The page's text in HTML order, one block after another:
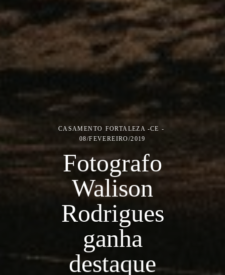
CASAMENTO FORTALEZA -CE
08/FEVEREIRO/2019
Fotografo
Walison
Rodrigues
ganha
destaque